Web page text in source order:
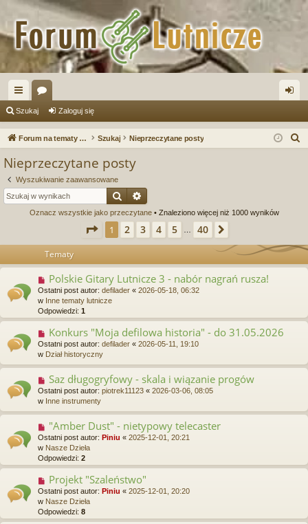
ię
ce
or
a og
Szukaj Zaloguj się
Forum na tematy budowy instrumentów Szukaj Nieprzeczytane posty
Nieprzeczytane posty
Wyszukiwanie zaawansowane
Szukaj
Oznacz wszystkie jako przeczytane• Znaleziono więcej niż 1000 wyników
Strona z 40
1 2 3 4 5 40
Tematy
N
o
w
y
p
o
s
t
Polskie Gitary Lutnicze 3 - nabór nagrań rusza!
Ostatni post autor: defilader « 2026-05-18, 06:32
w Inne tematy lutnicze
Odpowiedzi: 1
N
o
w
o
s
t
Konkurs "Moja defilowa historia" - do 31.05.2026
Ostatni post autor: defilader « 2026-05-11, 19:10
w Dział historyczny
N
o
w
s
t
Saz długogryfowy - skala i wiązanie progów
Ostatni post autor: piotrek11123 « 2026-03-06, 08:05
w Inne instrumenty
N
o
w
y
p
o
s
t
"Amber Dust" - nietypowy telecaster
Ostatni post autor: Piniu « 2025-12-01, 20:21
w Nasze Dzieła
Odpowiedzi: 2
N
o
w
y
p
Projekt "Szaleństwo"
Ostatni post autor: Piniu « 2025-12-01, 20:20
w Nasze Dzieła
Odpowiedzi: 8